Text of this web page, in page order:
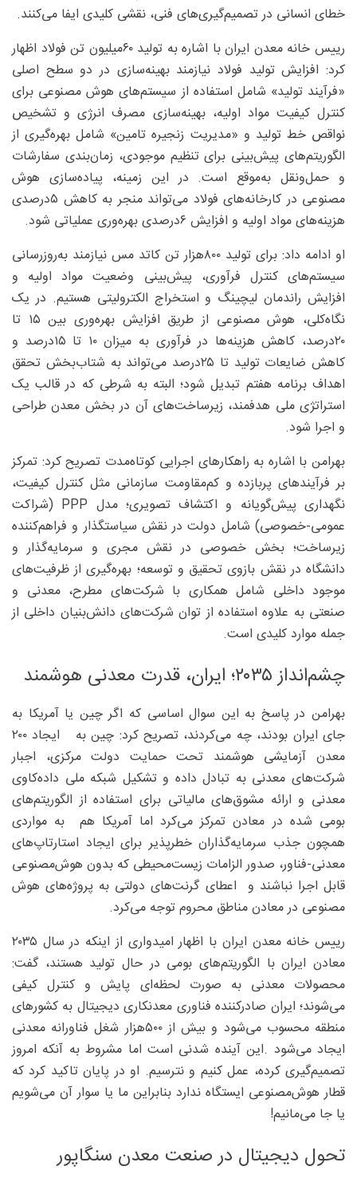
خطای انسانی در تصمیم‌گیری‌های فنی، نقشی کلیدی ایفا می‌کنند.
رییس خانه معدن ایران با اشاره به تولید ۶۰‌میلیون تن فولاد اظهار
کرد: افزایش تولید فولاد نیازمند بهینه‌سازی در دو سطح اصلی
«فرآیند تولید» شامل استفاده از سیستم‌های هوش مصنوعی برای
کنترل کیفیت مواد اولیه، بهینه‌سازی مصرف انرژی و تشخیص
نواقص خط تولید و «مدیریت زنجیره تامین» شامل بهره‌گیری از
الگوریتم‌های پیش‌بینی برای تنظیم موجودی، زمان‌بندی سفارشات
و حمل‌ونقل به‌‌موقع است. در این زمینه، پیاده‌سازی هوش
مصنوعی در کارخانه‌های فولاد می‌تواند منجر به کاهش ۵‌درصدی
هزینه‌های مواد اولیه و افزایش ۶‌درصدی بهره‌وری عملیاتی شود.
او ادامه داد: برای تولید ۸۰۰‌هزار تن کاتد مس نیازمند به‌روزرسانی
سیستم‌های کنترل فرآوری، پیش‌بینی وضعیت مواد اولیه و
افزایش راندمان لیچینگ و استخراج الکترولیتی هستیم. در یک
نگاه‌کلی، هوش مصنوعی از طریق افزایش بهره‌وری بین ۱۵ تا
۲۰‌درصد، کاهش هزینه‌ها در فرآوری به میزان ۱۰ تا ۱۵‌درصد و
کاهش ضایعات تولید تا ۲۵‌درصد می‌تواند به شتاب‌بخش تحقق
اهداف برنامه هفتم تبدیل شود؛ البته به شرطی که در قالب یک
استراتژی ملی هدفمند، زیرساخت‌های آن در بخش معدن طراحی
و اجرا شود.
بهرامن با اشاره به راهکارهای اجرایی کوتاه‌مدت تصریح کرد: تمرکز
بر فرآیندهای پربازده و کم‌مقاومت سازمانی مثل کنترل کیفیت،
نگهداری پیش‌گویانه و اکتشاف تصویری؛ مدل PPP (شراکت
عمومی-خصوصی) شامل دولت در نقش سیاستگذار و فراهم‌کننده
زیرساخت؛ بخش خصوصی در نقش مجری و سرمایه‌گذار و
دانشگاه در نقش بازوی تحقیق و توسعه؛ بهره‌گیری از ظرفیت‌های
موجود داخلی شامل همکاری با شرکت‌های مطرح، معدنی و
صنعتی به علاوه استفاده از توان شرکت‌های دانش‌بنیان داخلی از
جمله موارد کلیدی است.
چشم‌انداز ۲۰۳۵؛ ایران، قدرت معدنی هوشمند
بهرامن در پاسخ به این سوال اساسی که اگر چین یا آمریکا به
جای ایران بودند، چه می‌کردند، تصریح کرد: چین به ایجاد ۲۰۰
معدن آزمایشی هوشمند تحت حمایت دولت مرکزی، اجبار
شرکت‌های معدنی به تبادل داده و تشکیل شبکه ملی داده‌کاوی
معدنی و ارائه مشوق‌های مالیاتی برای استفاده از الگوریتم‌های
بومی ‌شده در معادن تمرکز می‌کرد اما آمریکا هم به مواردی
همچون جذب سرمایه‌گذاران خطرپذیر برای ایجاد استارتاپ‌های
معدنی-فناور، صدور الزامات زیست‌محیطی که بدون هوش‌مصنوعی
قابل اجرا نباشند و اعطای گرنت‌های دولتی به پروژه‌های هوش
مصنوعی در معادن مناطق محروم توجه می‌کرد.
رییس خانه معدن ایران با اظهار امیدواری از اینکه در سال ۲۰۳۵
معادن ایران با الگوریتم‌های بومی در حال تولید هستند، گفت:
محصولات معدنی به‌ صورت لحظه‌ای پایش و کنترل کیفی
می‌شوند؛ ایران صادرکننده فناوری معدنکاری دیجیتال به کشورهای
منطقه محسوب می‌شود و بیش از ۵۰۰‌هزار شغل فناورانه معدنی
ایجاد می‌شود .این آینده شدنی است اما مشروط به آنکه امروز
تصمیم‌گیری کرده، عمل کنیم و نترسیم. او در پایان تاکید کرد که
قطار هوش‌مصنوعی ایستگاه ندارد بنابراین ما یا سوار آن می‌شویم
یا جا می‌مانیم!
تحول دیجیتال در صنعت معدن سنگاپور